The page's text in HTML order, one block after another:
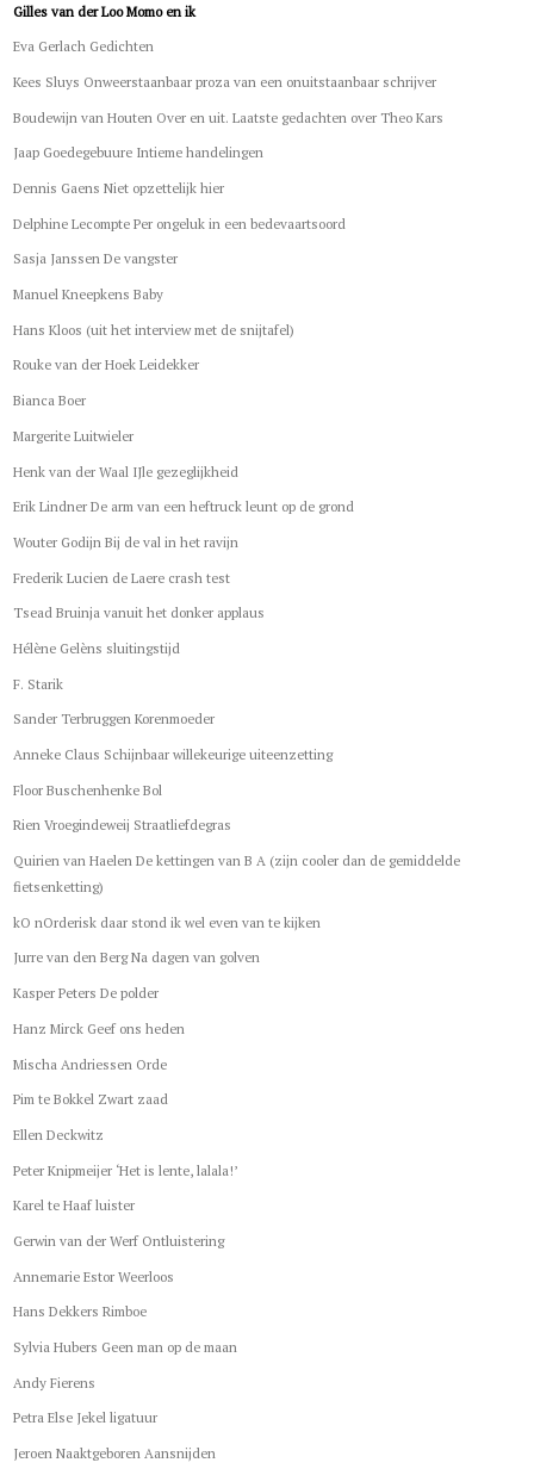
Gilles van der Loo Momo en ik
Eva Gerlach Gedichten
Kees Sluys Onweerstaanbaar proza van een onuitstaanbaar schrijver
Boudewijn van Houten Over en uit. Laatste gedachten over Theo Kars
Jaap Goedegebuure Intieme handelingen
Dennis Gaens Niet opzettelijk hier
Delphine Lecompte Per ongeluk in een bedevaartsoord
Sasja Janssen De vangster
Manuel Kneepkens Baby
Hans Kloos (uit het interview met de snijtafel)
Rouke van der Hoek Leidekker
Bianca Boer
Margerite Luitwieler
Henk van der Waal IJle gezeglijkheid
Erik Lindner De arm van een heftruck leunt op de grond
Wouter Godijn Bij de val in het ravijn
Frederik Lucien de Laere crash test
Tsead Bruinja vanuit het donker applaus
Hélène Gelèns sluitingstijd
F. Starik
Sander Terbruggen Korenmoeder
Anneke Claus Schijnbaar willekeurige uiteenzetting
Floor Buschenhenke Bol
Rien Vroegindeweij Straatliefdegras
Quirien van Haelen De kettingen van B A (zijn cooler dan de gemiddelde
fietsenketting)
kO nOrderisk daar stond ik wel even van te kijken
Jurre van den Berg Na dagen van golven
Kasper Peters De polder
Hanz Mirck Geef ons heden
Mischa Andriessen Orde
Pim te Bokkel Zwart zaad
Ellen Deckwitz
Peter Knipmeijer ‘Het is lente, lalala!’
Karel te Haaf luister
Gerwin van der Werf Ontluistering
Annemarie Estor Weerloos
Hans Dekkers Rimboe
Sylvia Hubers Geen man op de maan
Andy Fierens
Petra Else Jekel ligatuur
Jeroen Naaktgeboren Aansnijden